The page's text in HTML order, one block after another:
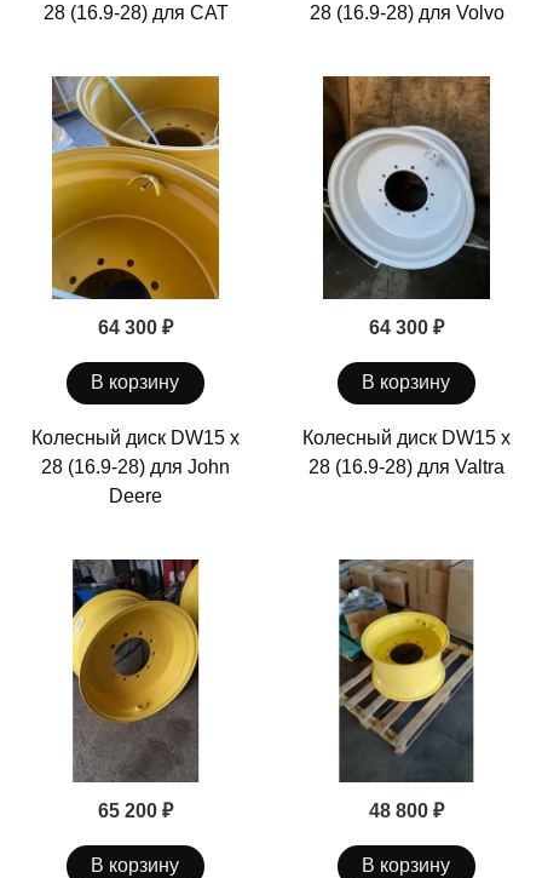
28 (16.9-28) для CAT
28 (16.9-28) для Volvo
64 300 ₽
В корзину
Колесный диск DW15 x
28 (16.9-28) для John
Deere
64 300 ₽
В корзину
Колесный диск DW15 x
28 (16.9-28) для Valtra
65 200 ₽
В корзину
48 800 ₽
В корзину